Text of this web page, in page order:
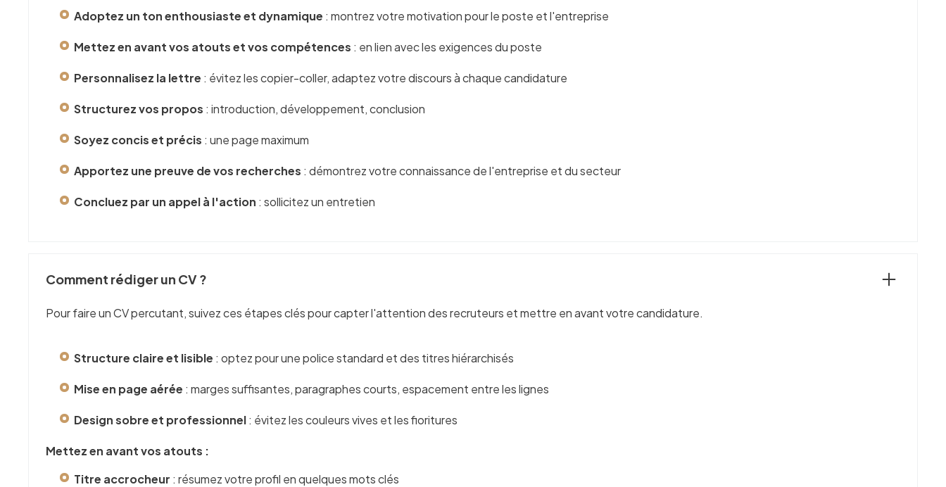
Adoptez un ton enthousiaste et dynamique : montrez votre motivation pour le poste et l'entreprise
Mettez en avant vos atouts et vos compétences : en lien avec les exigences du poste
Personnalisez la lettre : évitez les copier-coller, adaptez votre discours à chaque candidature
Structurez vos propos : introduction, développement, conclusion
Soyez concis et précis : une page maximum
Apportez une preuve de vos recherches : démontrez votre connaissance de l'entreprise et du secteur
Concluez par un appel à l'action : sollicitez un entretien
Comment rédiger un CV ?
Pour faire un CV percutant, suivez ces étapes clés pour capter l'attention des recruteurs et mettre en avant votre candidature.
Structure claire et lisible : optez pour une police standard et des titres hiérarchisés
Mise en page aérée : marges suffisantes, paragraphes courts, espacement entre les lignes
Design sobre et professionnel: évitez les couleurs vives et les fioritures
Mettez en avant vos atouts :
Titre accrocheur : résumez votre profil en quelques mots clés